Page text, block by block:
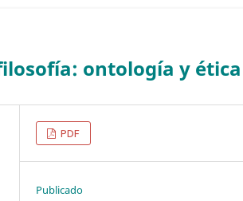
ontología y ética
PDF
Publicado